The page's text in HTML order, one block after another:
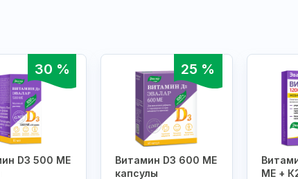
30 %
D3 500 МЕ
25 %
Витамин D3 600 МЕ
капсулы
МЕ +